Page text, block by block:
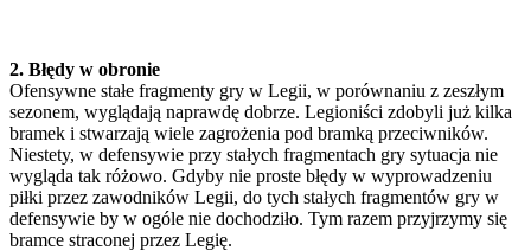
2. Błędy w obronie
Ofensywne stałe fragmenty gry w Legii, w porównaniu z zeszłym
sezonem, wyglądają naprawdę dobrze. Legioniści zdobyli już kilka
bramek i stwarzają wiele zagrożenia pod bramką przeciwników.
Niestety, w defensywie przy stałych fragmentach gry sytuacja nie
wygląda tak różowo. Gdyby nie proste błędy w wyprowadzeniu
piłki przez zawodników Legii, do tych stałych fragmentów gry w
defensywie by w ogóle nie dochodziło. Tym razem przyjrzymy się
bramce straconej przez Legię.